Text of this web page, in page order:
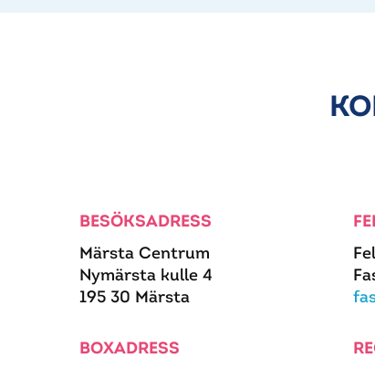
BESÖKSADRESS
Märsta Centrum
Nymärsta kulle 4
195 30 Märsta
BOXADRESS